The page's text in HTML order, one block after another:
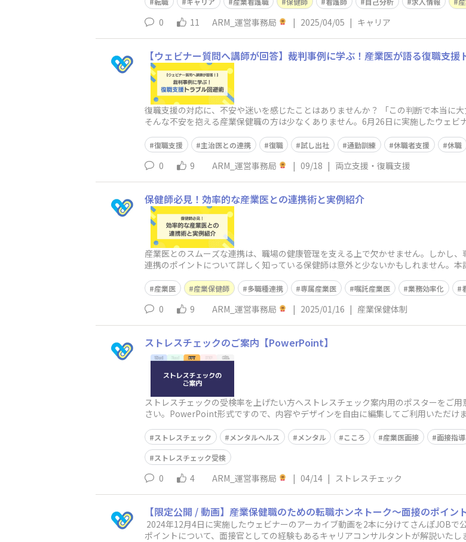
0 11 ARM_運営事務局 | 2025/04/05 | キャリア
【ウェビナー質問へ講師が回答】裁判事例に学ぶ！産業医が語る復職支援
復職支援の対応に、不安や迷いを感じたことはありませんか？ 「この判断で本当に
そんな不安を抱える産業保健職の方は少なくありません。6月26日に実施したウェ
復職支援 主治医との連携 復職 試し出社 通勤訓練 休職者支援 休職
0 9 ARM_運営事務局 | 09/18 | 両立支援・復職支援
保健師必見！効率的な産業医との連携術と実例紹介
産業医とのスムーズな連携は、職場の健康管理を支える上で欠かせません。しかし
連携のポイントについて詳しく知っている保健師は意外と少ないかもしれません。
産業医 産業保健師 多職種連携 専属産業医 嘱託産業医 業務効率化
0 9 ARM_運営事務局 | 2025/01/16 | 産業保健体制
ストレスチェックのご案内【PowerPoint】
ストレスチェックの受検率を上げたい方へストレスチェック案内用のポスターをご
さい。PowerPoint形式ですので、内容やデザインを自由に編集してご利用いただ
ストレスチェック メンタルヘルス メンタル こころ 産業医面接 面接指導
ストレスチェック受検
0 4 ARM_運営事務局 | 04/14 | ストレスチェック
【限定公開 / 動画】産業保健職のための転職ホンネトーク～面接のポイン
2024年12月4日に実施したウェビナーのアーカイブ動画を2本に分けてさんぽJOB
ポイントについて、面接官としての経験もあるキャリアコンサルタントが解説いた